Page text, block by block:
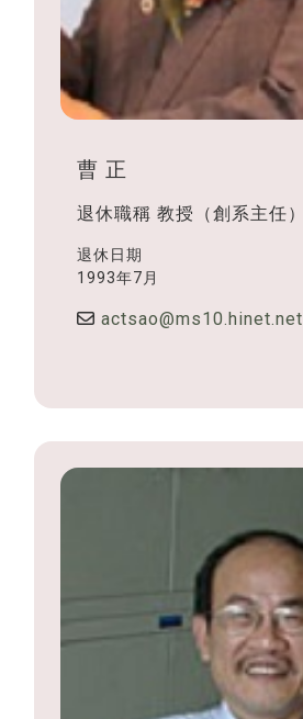
曹 正
退休職稱 教授（創系主任）
退休日期
1993年7月
actsao@ms10.hinet.net